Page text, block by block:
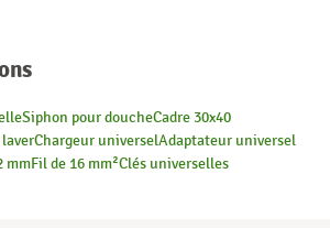
Siphon pour doucheCadre 30x40
Chargeur universelAdaptateur universel
mmFil de 16 mm²Clés universelles